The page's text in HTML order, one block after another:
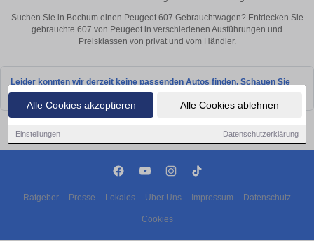
Alle Cookies akzeptieren Alle Cookies ablehnen
Einstellungen Datenschutzerklärung
Suchen Sie in Bochum einen Peugeot 607 Gebrauchtwagen? Entdecken Sie
gebrauchte 607 von Peugeot in verschiedenen Ausführungen und
Preisklassen von privat und vom Händler.
Leider konnten wir derzeit keine passenden Autos finden. Schauen Sie
bald wieder vorbei!
Ratgeber Presse Lokales Über Uns Impressum Datenschutz
Cookies